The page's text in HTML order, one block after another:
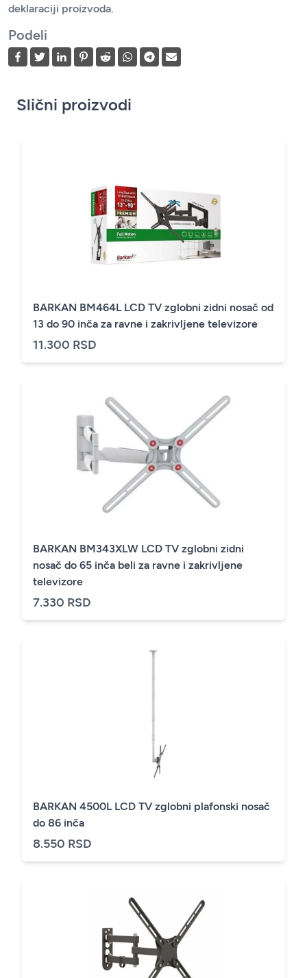
deklaraciji proizvoda.
Podeli
Slični proizvodi
BARKAN BM464L LCD TV zglobni zidni nosač od
13 do 90 inča za ravne i zakrivljene televizore
11.300 RSD
BARKAN BM343XLW LCD TV zglobni zidni
nosač do 65 inča beli za ravne i zakrivljene
televizore
7.330 RSD
BARKAN 4500L LCD TV zglobni plafonski nosač
do 86 inča
8.550 RSD